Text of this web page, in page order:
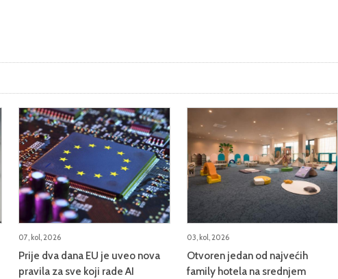
07, kol, 2026
Prije dva dana EU je uveo nova
pravila za sve koji rade AI
03, kol, 2026
Otvoren jedan od najvećih
family hotela na srednjem